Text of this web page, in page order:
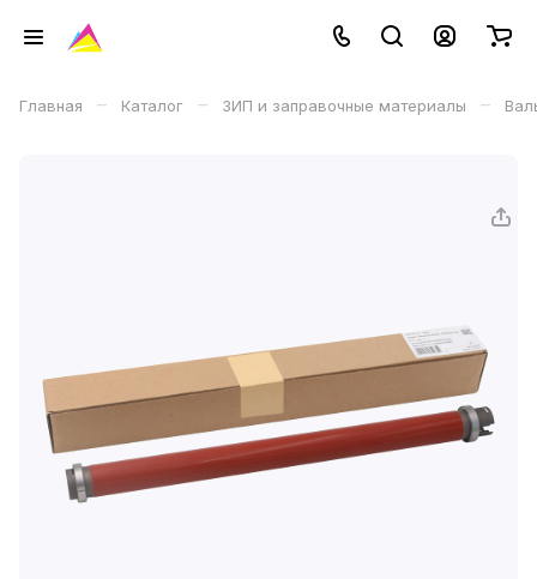
Главная – Каталог – ЗИП и заправочные материалы –